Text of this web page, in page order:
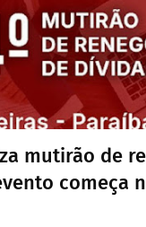
mutirão de
começa